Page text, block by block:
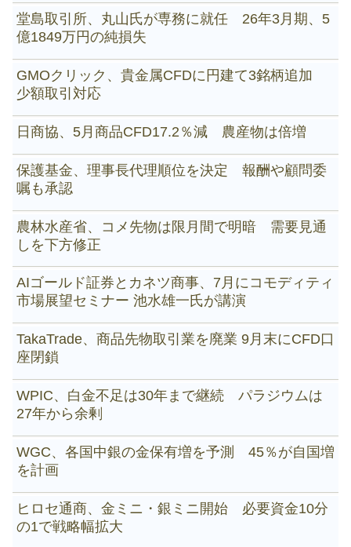
堂島取引所、丸山氏が専務に就任 26年3月期、5
億1849万円の純損失
GMOクリック、貴金属CFDに円建て3銘柄追加
少額取引対応
日商協、5月商品CFD17.2％減 農産物は倍増
保護基金、理事長代理順位を決定 報酬や顧問委
嘱も承認
農林水産省、コメ先物は限月間で明暗 需要見通
しを下方修正
AIゴールド証券とカネツ商事、7月にコモディティ
市場展望セミナー 池水雄一氏が講演
TakaTrade、商品先物取引業を廃業 9月末にCFD口
座閉鎖
WPIC、白金不足は30年まで継続 パラジウムは
27年から余剰
WGC、各国中銀の金保有増を予測 45％が自国増
を計画
ヒロセ通商、金ミニ・銀ミニ開始 必要資金10分
の1で戦略幅拡大